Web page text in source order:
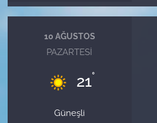
10 AĞUSTOS
PAZARTESI
21°
Güneşli